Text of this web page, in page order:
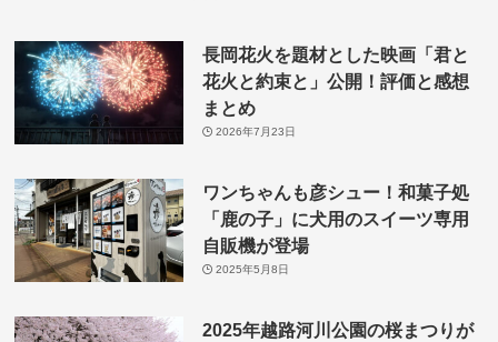
長岡花火を題材とした映画「君と
花火と約束と」公開！評価と感想
まとめ
2026年7月23日
ワンちゃんも彦シュー！和菓子処
「鹿の子」に犬用のスイーツ専用
自販機が登場
2025年5月8日
2025年越路河川公園の桜まつりが